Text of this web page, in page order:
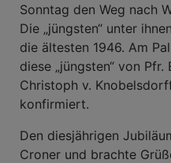
Sonntag den Weg nach
Die „jüngsten“ unter
die ältesten 1946. Am
diese „jüngsten“ von
Christoph v.
konfirmiert.
Den diesjährigen
Croner und brachte